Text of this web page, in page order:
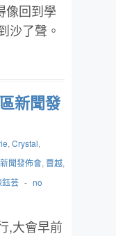
像回到學
沙了聲。
新聞發
, Crystal,
新聞發佈會, 曹越,
鈺芸 - no
,大會早前